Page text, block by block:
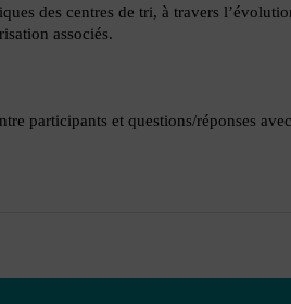
des centres de tri, à travers
associés.
participants et questions/réponses